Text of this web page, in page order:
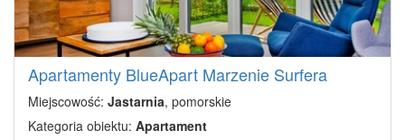
Apartamenty BlueApart Marzenie Surfera
Miejscowość: Jastarnia, pomorskie
Kategoria obiektu: Apartament